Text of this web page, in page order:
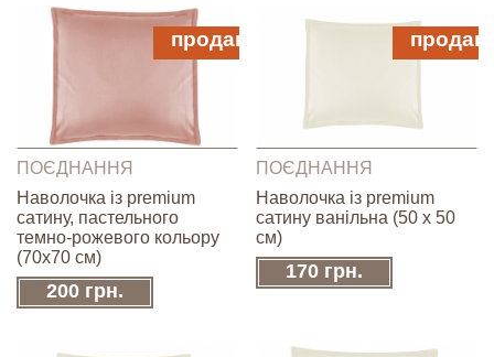
ПОЄДНАННЯ
Наволочка із premium
сатину, пастельного
темно-рожевого кольору
(70х70 см)
200 грн.
продано
ПОЄДНАННЯ
Наволочка із premium
сатину ванільна (50 х 50
см)
170 грн.